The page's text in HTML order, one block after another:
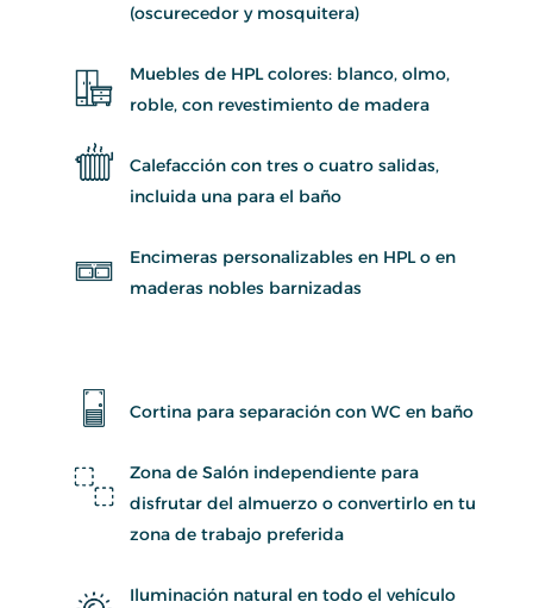
(oscurecedor y mosquitera)
Muebles de HPL colores: blanco, olmo,
roble, con revestimiento de madera
Calefacción con tres o cuatro salidas,
incluida una para el baño
Encimeras personalizables en HPL o en
maderas nobles barnizadas
Cortina para separación con WC en baño
Zona de Salón independiente para
disfrutar del almuerzo o convertirlo en tu
zona de trabajo preferida
Iluminación natural en todo el vehículo